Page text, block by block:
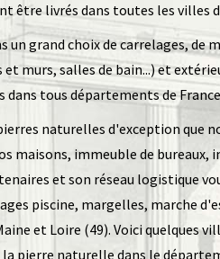
être livrés dans toutes les villes
un grand choix de carrelages,
murs, salles de bain...) et
dans tous départements de
naturelles d'exception que
maisons, immeuble de
et son réseau logistique
piscine, margelles, marche
et Loire (49). Voici quelques
pierre naturelle dans le